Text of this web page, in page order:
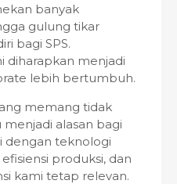
banyak
gulung tikar
bagi SPS.
diharapkan menjadi
lebih bertumbuh.
memang tidak
menjadi alasan bagi
dengan teknologi
produksi, dan
kami tetap relevan.